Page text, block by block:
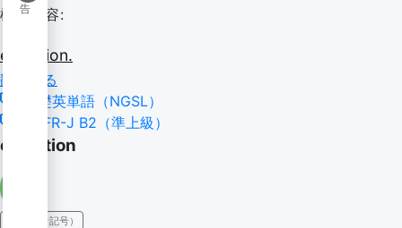
告
検索内容:
evolution.
翻訳する
基礎英単語（NGSL）
CEFR-J B2（準上級）
evolution
IPA（発音記号）